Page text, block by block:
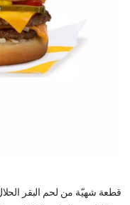
قطعة شهيّة من لحم البقر